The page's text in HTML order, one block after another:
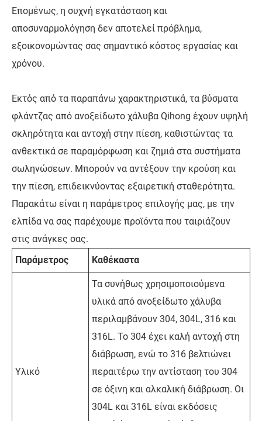
Επομένως, η συχνή εγκατάσταση και
αποσυναρμολόγηση δεν αποτελεί πρόβλημα,
εξοικονομώντας σας σημαντικό κόστος εργασίας και
χρόνου.
Εκτός από τα παραπάνω χαρακτηριστικά, τα βύσματα
φλάντζας από ανοξείδωτο χάλυβα Qihong έχουν υψηλή
σκληρότητα και αντοχή στην πίεση, καθιστώντας τα
ανθεκτικά σε παραμόρφωση και ζημιά στα συστήματα
σωληνώσεων. Μπορούν να αντέξουν την κρούση και
την πίεση, επιδεικνύοντας εξαιρετική σταθερότητα.
Παρακάτω είναι η παράμετρος επιλογής μας, με την
ελπίδα να σας παρέχουμε προϊόντα που ταιριάζουν
στις ανάγκες σας.
Παράμετρος
Καθέκαστα
Υλικό
Τα συνήθως χρησιμοποιούμενα
υλικά από ανοξείδωτο χάλυβα
περιλαμβάνουν 304, 304L, 316 και
316L. Το 304 έχει καλή αντοχή στη
διάβρωση, ενώ το 316 βελτιώνει
περαιτέρω την αντίσταση του 304
σε όξινη και αλκαλική διάβρωση. Οι
304L και 316L είναι εκδόσεις